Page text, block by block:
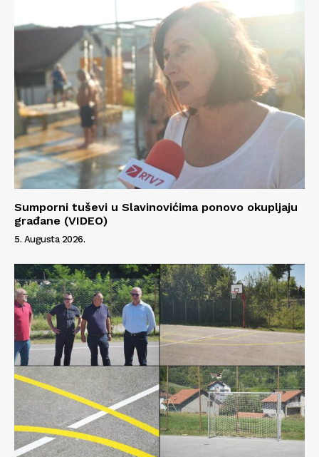
Info
O nama
Kontakt
Impressum
Sumporni tuševi u Slavinovićima ponovo okupljaju
građane (VIDEO)
5. Augusta 2026.